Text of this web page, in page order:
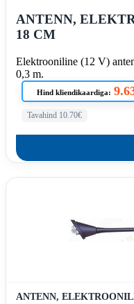
ANTENN,
18 CM
Elektrooniline (12 V)
0,3 m.
Hind kliendikaardiga:
Tavahind 10.70€
ANTENN,